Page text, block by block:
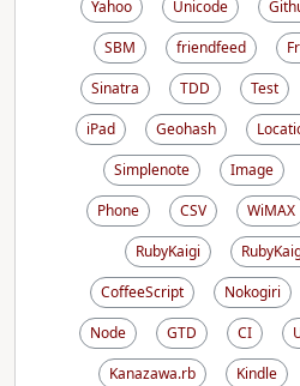
Yahoo
Unicode
SBM
friendfeed
Sinatra
TDD Test
iPad
Geohash
Simplenote
Image
Phone
CSV WiMAX
RubyKaigi
CoffeeScript
Nokogiri
Node
GTD CI
Kanazawa.rb
Kindle